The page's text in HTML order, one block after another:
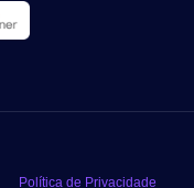
Política de Privacidade